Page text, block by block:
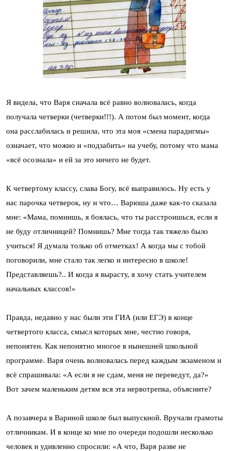
Я видела, что Варя сначала всё равно волновалась, когда
получала четверки (четверки!!!). А потом был момент, когда
она расслабилась и решила, что эта моя «смена парадигмы»
означает, что можно и «подзабить» на учебу, потому что мама
«всё осознала» и ей за это ничего не будет.
К четвертому классу, слава Богу, всё выправилось. Ну есть у
нас парочка четверок, ну и что… Варюша даже как-то сказала
мне: «Мама, помнишь, я боялась, что ты расстроишься, если я
не буду отличницей? Помнишь? Мне тогда так тяжело было
учиться! Я думала только об отметках! А когда мы с тобой
поговорили, мне стало так легко и интересно в школе!
Представляешь?.. И когда я вырасту, я хочу стать учителем
начальных классов!»
Правда, недавно у нас были эти ГИА (или ЕГЭ) в конце
четвертого класса, смысл которых мне, честно говоря,
непонятен. Как непонятно многое в нынешней школьной
программе. Варя очень волновалась перед каждым экзаменом и
всё спрашивала: «А если я не сдам, меня не переведут, да?»
Вот зачем маленьким детям вся эта нервотрепка, объясните?
А позавчера в Вариной школе был выпускной. Вручали грамоты
отличникам. И в конце ко мне по очереди подошли несколько
человек и удивленно спросили: «А что, Варя разве не